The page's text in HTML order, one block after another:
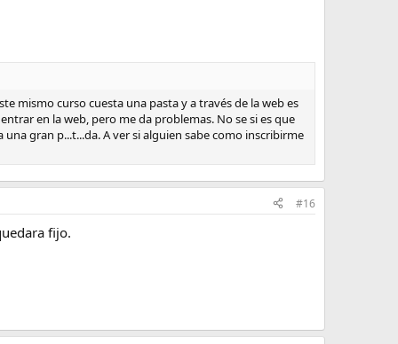
mismo curso cuesta una pasta y a través de la web es
en la web, pero me da problemas. No se si es que
gran p...t...da. A ver si alguien sabe como inscribirme
#16
fijo.